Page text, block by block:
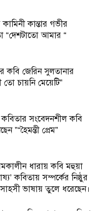
কান্তার গভীর
“দেশটাতো আমার “
কবি জেরিন সুলতানার
চায়নি মেয়েটি”
সংবেদনশীল কবি
”“হৈমন্তী প্রেম”
ধারায় কবি মহুয়া
কবিতায় সম্পর্কের নিষ্ঠুর
ভাষায় তুলে ধরেছেন।